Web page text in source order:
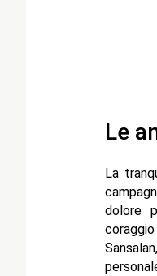
Le
La
dolore